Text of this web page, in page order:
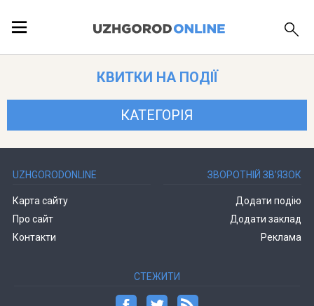
ЛОКАЦІЇ
ПУБЛІКАЦІЇ
КВИТКИ НА ПОДІЇ
КАТЕГОРІЯ
UZHGORODONLINE
Карта сайту
Про сайт
Контакти
ЗВОРОТНІЙ ЗВ’ЯЗОК
Додати подію
Додати заклад
Реклама
СТЕЖИТИ